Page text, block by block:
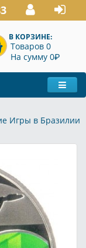
В КОРЗИНЕ:
Товаров 0
На сумму 0P
Игры в Бразилии